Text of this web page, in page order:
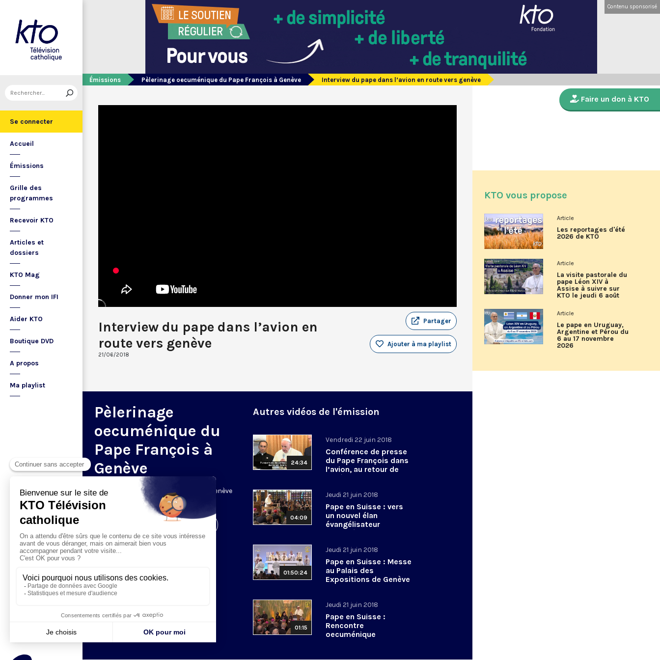
Se connecter
Accueil
Émissions
Grille des
programmes
Recevoir KTO
Articles et
dossiers
KTO Mag
Donner mon IFI
Aider KTO
Boutique DVD
A propos
Ma playlist
Contenu sponsorisé
Émissions Pèlerinage oecuménique du Pape François à Genève Interview du pape dans l’avion en route vers genève
Interview du pape dans l’avion en
route vers genève
21/06/2018
Partager
Ajouter à ma playlist
Pèlerinage
oecuménique du
Pape François à
Genève
Le 21 juin, le pape François se rend à Genève
pour un pèlerinage œcuménique.
Autres vidéos de l'émission
24:34
Vendredi 22 juin 2018
Conférence de presse
du Pape François dans
l’avion, au retour de
Genève
04:09
Jeudi 21 juin 2018
Pape en Suisse : vers
un nouvel élan
évangélisateur
oecuménique
01:50:24
Jeudi 21 juin 2018
Pape en Suisse : Messe
au Palais des
Expositions de Genève
01:15
Jeudi 21 juin 2018
Pape en Suisse :
Rencontre
oecuménique
Faire un don à KTO
KTO vous propose
Article
Les reportages d'été
2026 de KTO
Article
La visite pastorale du
pape Léon XIV à
Assise à suivre sur
KTO le jeudi 6 août
Article
Le pape en Uruguay,
Argentine et Pérou du
6 au 17 novembre
2026